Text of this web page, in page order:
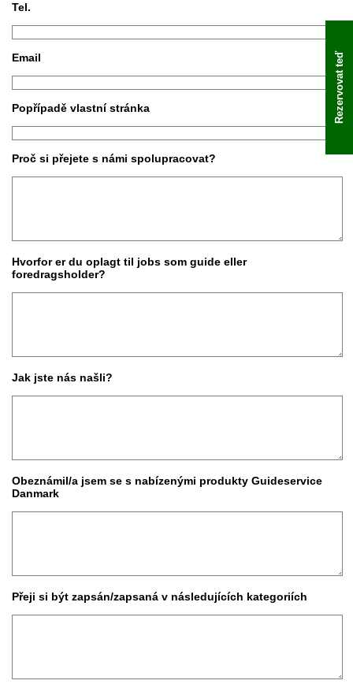
Tel.
Email
Popřípadě vlastní stránka
Proč si přejete s námi spolupracovat?
Hvorfor er du oplagt til jobs som guide eller
foredragsholder?
Jak jste nás našli?
Obeznámil/a jsem se s nabízenými produkty Guideservice
Danmark
Přeji si být zapsán/zapsaná v následujících kategoriích
Rezervovat teď